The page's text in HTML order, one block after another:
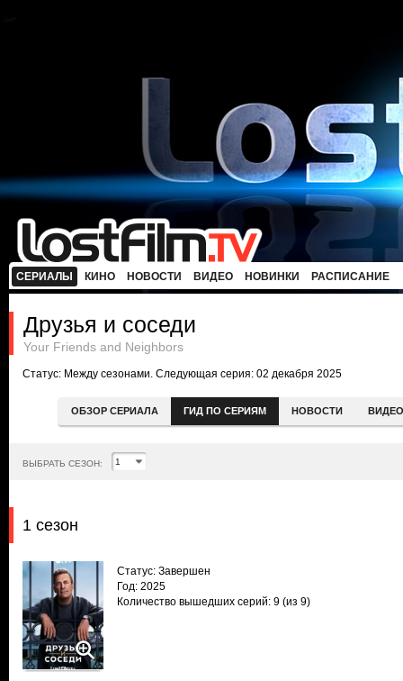
СЕРИАЛЫ КИНО НОВОСТИ ВИДЕО НОВИНКИ РАСПИСАНИЕ
Друзья и соседи
Your Friends and Neighbors
Статус: Между сезонами. Следующая серия: 02 декабря 2025
ОБЗОР СЕРИАЛА ГИД ПО СЕРИЯМ НОВОСТИ ВИДЕО
ВЫБРАТЬ СЕЗОН:
1 сезон
Статус: Завершен
Год: 2025
Количество вышедших серий: 9 (из 9)